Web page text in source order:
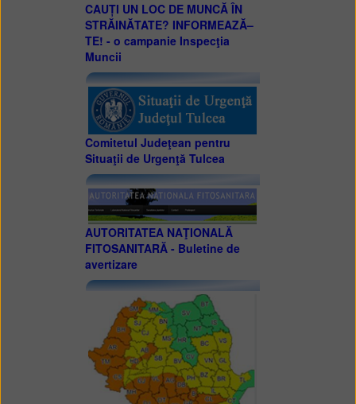
CAUȚI UN LOC DE MUNCĂ ÎN
STRĂINĂTATE? INFORMEAZĂ–
TE! - o campanie Inspecţia
Muncii
Comitetul Judeţean pentru
Situaţii de Urgenţă Tulcea
AUTORITATEA NAŢIONALĂ
FITOSANITARĂ - Buletine de
avertizare